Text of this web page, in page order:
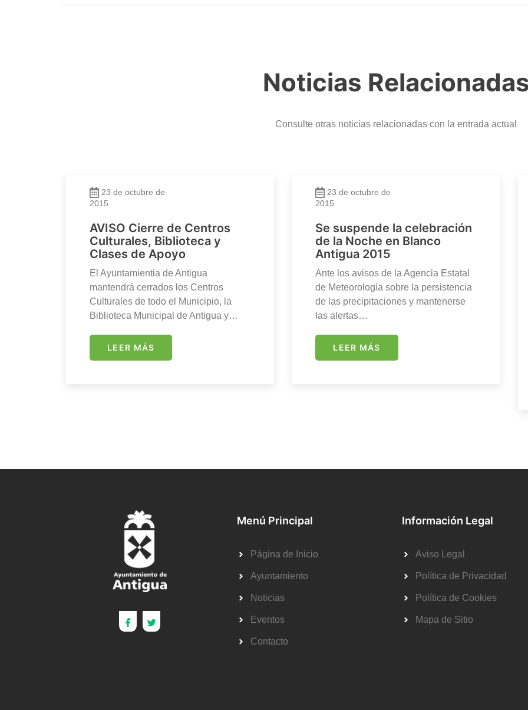
Noticias Relacionadas
Consulte otras noticias relacionadas con la entrada actual
23 de octubre de
2015
AVISO Cierre de Centros
Culturales, Biblioteca y
Clases de Apoyo
El Ayuntamientia de Antigua
mantendrá cerrados los Centros
Culturales de todo el Municipio, la
Biblioteca Municipal de Antigua y…
LEER MÁS
23 de octubre de
2015
Se suspende la celebración
de la Noche en Blanco
Antigua 2015
Ante los avisos de la Agencia Estatal
de Meteorología sobre la persistencia
de las precipitaciones y mantenerse
las alertas…
LEER MÁS
Menú Principal
Página de Inicio
Ayuntamiento
Noticias
Eventos
Contacto
Información Legal
Aviso Legal
Política de Privacidad
Política de Cookies
Mapa de Sitio